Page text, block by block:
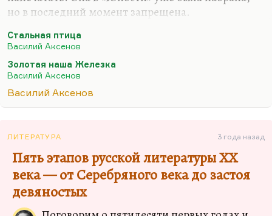
но в последний момент запрещена.
«Стальная птица» – это повесть о Советском
Союзе, я так понимаю эту вещь. Казалось бы,
очень многие люди, глубоко понимающие
Аксенова, интересующиеся им, обходят
«Стальную птицу». Это повесть 1965 года, повесть
глобального разочарования Аксенова в каких-то
все, по-моему, стало понятно. Он предпринял
такую смехотворную попытку компромисса,
написав статью в «Правде». Ему потом всю жизнь
ее…
Стальная птица
Василий Аксенов
Золотая наша Железка
Василий Аксенов
Василий Аксенов
ЛИТЕРАТУРА 3 года назад
Пять этапов русской литературы XX
века — от Серебряного века до застоя
девяностых